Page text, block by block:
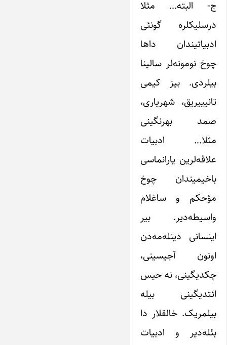
ج- البته… مثلا
درسلیکلره گونئی
ادبیاتیندان داها
چوخ نومونه‌لر سالینا
بیلردی. بیز کیمی
تانیییریق، شهریاری،
صمد بهرنگینی
مثلا… ادبیات
علاقه‌لرین یارانماسی
باخیمیندان چوخ
مؤحکم و ساغلام
واسیطه‌دیر. بیر
اینسانی دینله‌مه‌دن
اونون آجیسینی،
چکدیگینی، نه حیس
ائتدیگینی بیله
بیلمریک. خالقلار دا
بئله‌دیر و ادبیات